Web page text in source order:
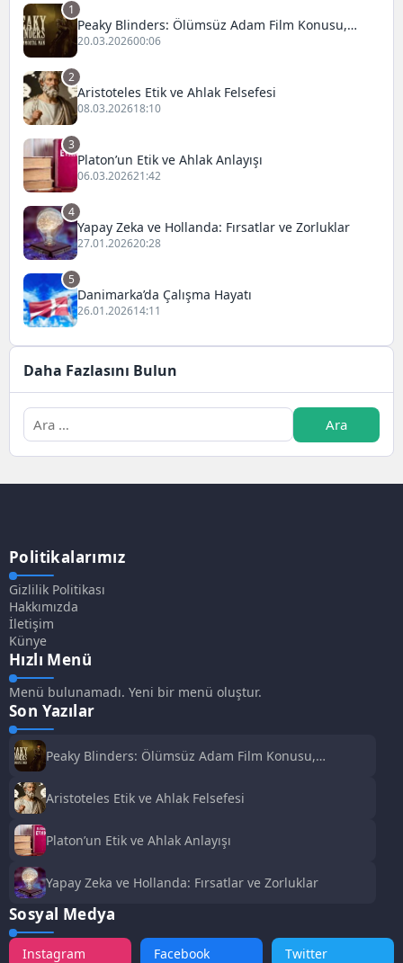
1
Peaky Blinders: Ölümsüz Adam Film Konusu,
Oyuncuları ve İnceleme
20.03.202600:06
2
Aristoteles Etik ve Ahlak Felsefesi
08.03.202618:10
3
Platon’un Etik ve Ahlak Anlayışı
06.03.202621:42
4
Yapay Zeka ve Hollanda: Fırsatlar ve Zorluklar
27.01.202620:28
5
Danimarka’da Çalışma Hayatı
26.01.202614:11
Daha Fazlasını Bulun
Politikalarımız
Gizlilik Politikası
Hakkımızda
İletişim
Künye
Hızlı Menü
Menü bulunamadı. Yeni bir menü oluştur.
Son Yazılar
Peaky Blinders: Ölümsüz Adam Film Konusu,
Aristoteles Etik ve Ahlak Felsefesi
Platon’un Etik ve Ahlak Anlayışı
Yapay Zeka ve Hollanda: Fırsatlar ve Zorluklar
Sosyal Medya
Instagram Facebook Twitter